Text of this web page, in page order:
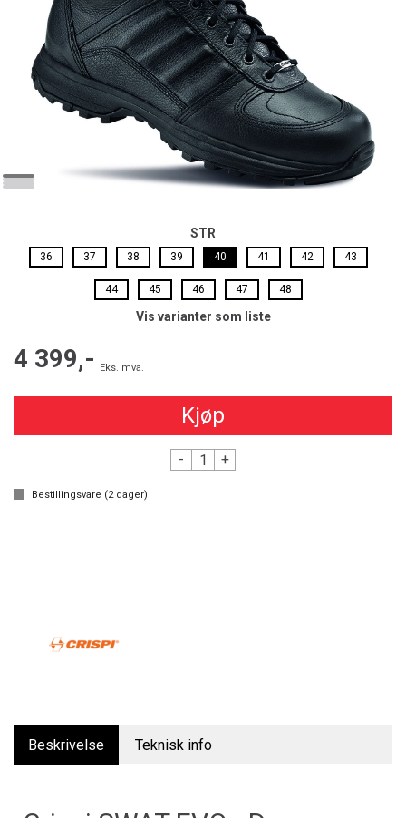
STR
36 37 38 39 40 41 42 43
44 45 46 47 48
Vis varianter som liste
4 399,- Eks. mva.
Kjøp
- +
Bestillingsvare (2dager)
Beskrivelse Teknisk info